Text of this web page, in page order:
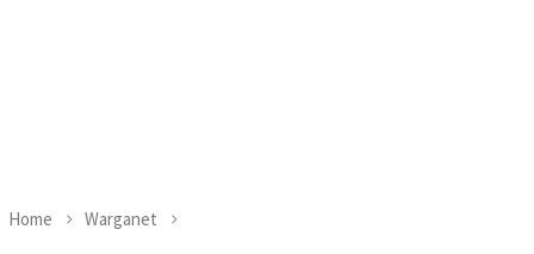
Home Warganet